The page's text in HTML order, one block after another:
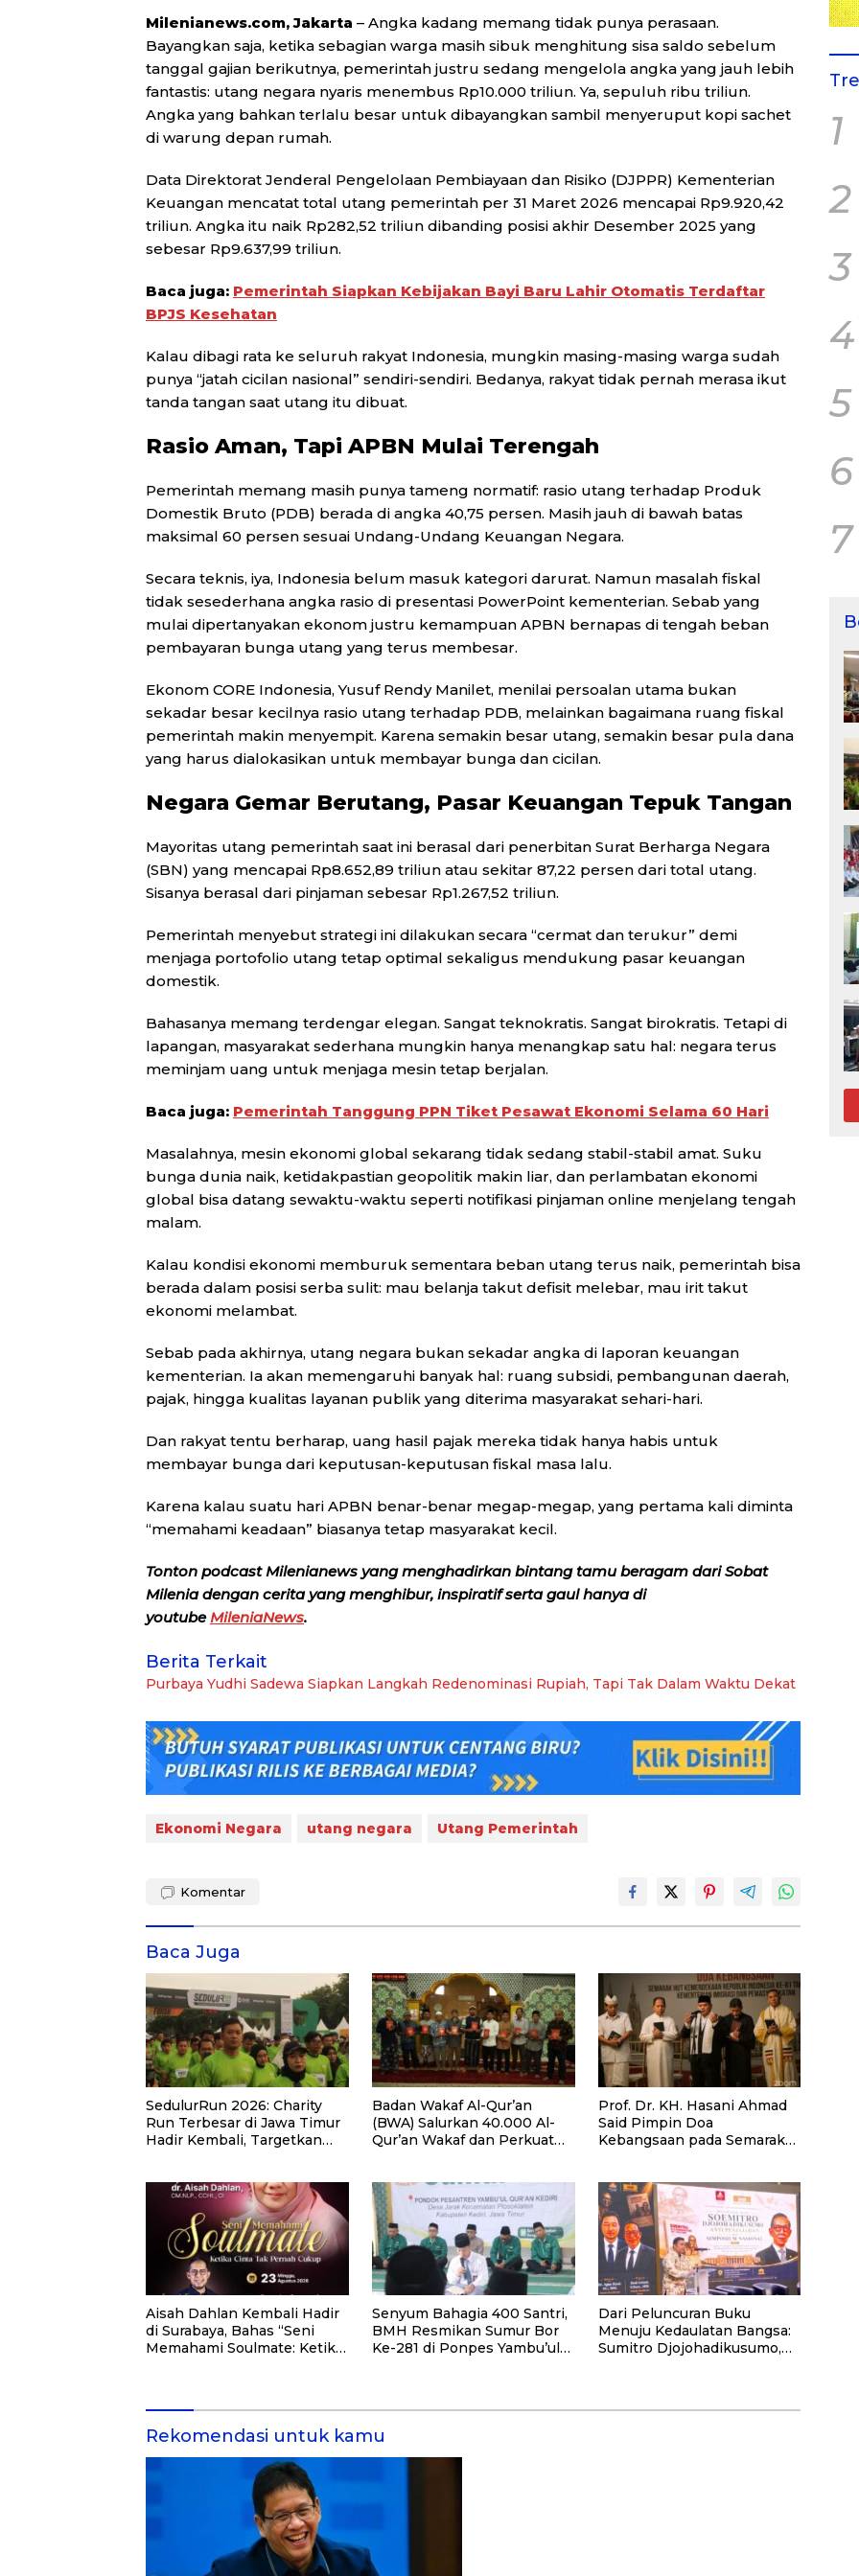
Milenianews.com, Jakarta – Angka kadang memang tidak punya perasaan.
Bayangkan saja, ketika sebagian warga masih sibuk menghitung sisa saldo sebelum
tanggal gajian berikutnya, pemerintah justru sedang mengelola angka yang jauh lebih
fantastis: utang negara nyaris menembus Rp10.000 triliun. Ya, sepuluh ribu triliun.
Angka yang bahkan terlalu besar untuk dibayangkan sambil menyeruput kopi sachet
di warung depan rumah.
Data Direktorat Jenderal Pengelolaan Pembiayaan dan Risiko (DJPPR) Kementerian
Keuangan mencatat total utang pemerintah per 31 Maret 2026 mencapai Rp9.920,42
triliun. Angka itu naik Rp282,52 triliun dibanding posisi akhir Desember 2025 yang
sebesar Rp9.637,99 triliun.
Baca juga: Pemerintah Siapkan Kebijakan Bayi Baru Lahir Otomatis Terdaftar
BPJS Kesehatan
Kalau dibagi rata ke seluruh rakyat Indonesia, mungkin masing-masing warga sudah
punya “jatah cicilan nasional” sendiri-sendiri. Bedanya, rakyat tidak pernah merasa ikut
tanda tangan saat utang itu dibuat.
Rasio Aman, Tapi APBN Mulai Terengah
Pemerintah memang masih punya tameng normatif: rasio utang terhadap Produk
Domestik Bruto (PDB) berada di angka 40,75 persen. Masih jauh di bawah batas
maksimal 60 persen sesuai Undang-Undang Keuangan Negara.
Secara teknis, iya, Indonesia belum masuk kategori darurat. Namun masalah fiskal
tidak sesederhana angka rasio di presentasi PowerPoint kementerian. Sebab yang
mulai dipertanyakan ekonom justru kemampuan APBN bernapas di tengah beban
pembayaran bunga utang yang terus membesar.
Ekonom CORE Indonesia, Yusuf Rendy Manilet, menilai persoalan utama bukan
sekadar besar kecilnya rasio utang terhadap PDB, melainkan bagaimana ruang fiskal
pemerintah makin menyempit. Karena semakin besar utang, semakin besar pula dana
yang harus dialokasikan untuk membayar bunga dan cicilan.
Negara Gemar Berutang, Pasar Keuangan Tepuk Tangan
Mayoritas utang pemerintah saat ini berasal dari penerbitan Surat Berharga Negara
(SBN) yang mencapai Rp8.652,89 triliun atau sekitar 87,22 persen dari total utang.
Sisanya berasal dari pinjaman sebesar Rp1.267,52 triliun.
Pemerintah menyebut strategi ini dilakukan secara “cermat dan terukur” demi
menjaga portofolio utang tetap optimal sekaligus mendukung pasar keuangan
domestik.
Bahasanya memang terdengar elegan. Sangat teknokratis. Sangat birokratis. Tetapi di
lapangan, masyarakat sederhana mungkin hanya menangkap satu hal: negara terus
meminjam uang untuk menjaga mesin tetap berjalan.
Baca juga: Pemerintah Tanggung PPN Tiket Pesawat Ekonomi Selama 60 Hari
Masalahnya, mesin ekonomi global sekarang tidak sedang stabil-stabil amat. Suku
bunga dunia naik, ketidakpastian geopolitik makin liar, dan perlambatan ekonomi
global bisa datang sewaktu-waktu seperti notifikasi pinjaman online menjelang tengah
malam.
Kalau kondisi ekonomi memburuk sementara beban utang terus naik, pemerintah bisa
berada dalam posisi serba sulit: mau belanja takut defisit melebar, mau irit takut
ekonomi melambat.
Sebab pada akhirnya, utang negara bukan sekadar angka di laporan keuangan
kementerian. Ia akan memengaruhi banyak hal: ruang subsidi, pembangunan daerah,
pajak, hingga kualitas layanan publik yang diterima masyarakat sehari-hari.
Dan rakyat tentu berharap, uang hasil pajak mereka tidak hanya habis untuk
membayar bunga dari keputusan-keputusan fiskal masa lalu.
Karena kalau suatu hari APBN benar-benar megap-megap, yang pertama kali diminta
“memahami keadaan” biasanya tetap masyarakat kecil.
Tonton podcast Milenianews yang menghadirkan bintang tamu beragam dari Sobat
Milenia dengan cerita yang menghibur, inspiratif serta gaul hanya di
youtubeMileniaNews.
Berita Terkait
Purbaya Yudhi Sadewa Siapkan Langkah Redenominasi Rupiah, Tapi Tak Dalam Waktu Dekat
Ekonomi Negara utang negara Utang Pemerintah
Komentar
Baca Juga
SedulurRun 2026: Charity
Run Terbesar di Jawa Timur
Hadir Kembali, Targetkan
dan Guru Honorer
Badan Wakaf Al-Qur’an
(BWA) Salurkan 40.000 Al-
Qur’an Wakaf dan Perkuat
Prof. Dr. KH. Hasani Ahmad
Said Pimpin Doa
Kebangsaan pada Semarak
Pemasyarakatan RI
Aisah Dahlan Kembali Hadir
di Surabaya, Bahas “Seni
Memahami Soulmate: Ketika
Senyum Bahagia 400 Santri,
BMH Resmikan Sumur Bor
Ke-281 di Ponpes Yambu’ul
Dari Peluncuran Buku
Menuju Kedaulatan Bangsa:
Sumitro Djojohadikusumo,
Rekomendasi untuk kamu
1
2
3
4
5
6
7